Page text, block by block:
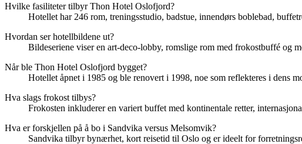
Hvilke fasiliteter tilbyr Thon Hotel Oslofjord?
Hotellet har 246 rom, treningsstudio, badstue, innendørs boblebad,
Hvordan ser hotellbildene ut?
Bildeseriene viser en art-deco-lobby, romslige rom med frokostbuffé og
Når ble Thon Hotel Oslofjord bygget?
Hotellet åpnet i 1985 og ble renovert i 1998, noe som reflekteres i dens
Hva slags frokost tilbys?
Frokosten inkluderer en variert buffet med kontinentale retter,
Hva er forskjellen på å bo i Sandvika versus Melsomvik?
Sandvika tilbyr bynærhet, kort reisetid til Oslo og er ideelt for